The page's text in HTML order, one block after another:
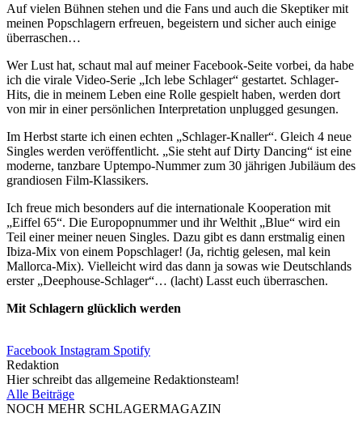
Auf vielen Bühnen stehen und die Fans und auch die Skeptiker mit
meinen Popschlagern erfreuen, begeistern und sicher auch einige
überraschen…
Wer Lust hat, schaut mal auf meiner Facebook-Seite vorbei, da habe
ich die virale Video-Serie „Ich lebe Schlager“ gestartet. Schlager-
Hits, die in meinem Leben eine Rolle gespielt haben, werden dort
von mir in einer persönlichen Interpretation unplugged gesungen.
Im Herbst starte ich einen echten „Schlager-Knaller“. Gleich 4 neue
Singles werden veröffentlicht. „Sie steht auf Dirty Dancing“ ist eine
moderne, tanzbare Uptempo-Nummer zum 30 jährigen Jubiläum des
grandiosen Film-Klassikers.
Ich freue mich besonders auf die internationale Kooperation mit
„Eiffel 65“. Die Europopnummer und ihr Welthit „Blue“ wird ein
Teil einer meiner neuen Singles. Dazu gibt es dann erstmalig einen
Ibiza-Mix von einem Popschlager! (Ja, richtig gelesen, mal kein
Mallorca-Mix). Vielleicht wird das dann ja sowas wie Deutschlands
erster „Deephouse-Schlager“… (lacht) Lasst euch überraschen.
Mit Schlagern glücklich werden
Facebook Instagram Spotify
Redaktion
Hier schreibt das allgemeine Redaktionsteam!
Alle Beiträge
NOCH MEHR SCHLAGERMAGAZIN